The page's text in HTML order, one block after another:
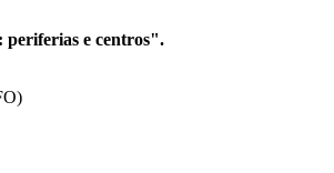
e centros".